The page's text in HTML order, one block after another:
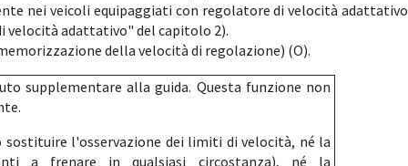
nei veicoli equipaggiati con regolatore di velocità adattativo
velocità adattativo" del capitolo 2).
della velocità di regolazione) (O).
supplementare alla guida. Questa funzione non
sostituire l'osservazione dei limiti di velocità, né la
a frenare in qualsiasi circostanza), né la